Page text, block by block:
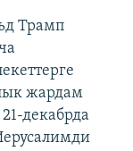
Трамп
жардам
декабрда